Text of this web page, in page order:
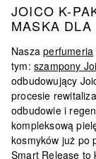
JOICO K-
MASKA
Naszaperfumeria
tym: szampony
odbudowujący
procesie
odbudowie i
kompleksową
kosmyków już po
Smart Release to